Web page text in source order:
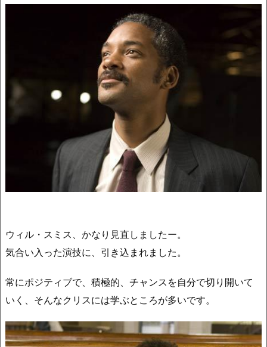
ウィル・スミス、かなり見直しましたー。
気合い入った演技に、引き込まれました。
常にポジティブで、積極的、チャンスを自分で切り開いて
いく、そんなクリスには学ぶところが多いです。